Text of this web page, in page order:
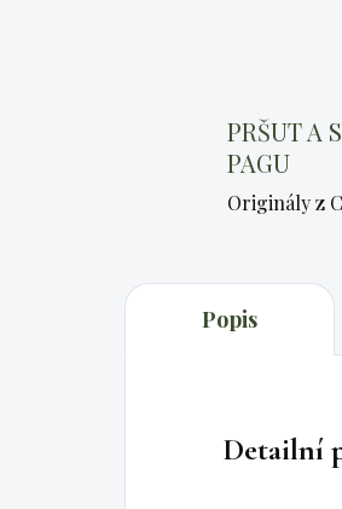
PRŠUT A
PAGU
Originály z
Popis
Detailní